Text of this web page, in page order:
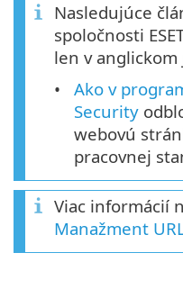
Nasledujúce
spoločnosti
len v anglickom
Ako v
Security
webovú
pracovnej
Viac informácií
Manažment